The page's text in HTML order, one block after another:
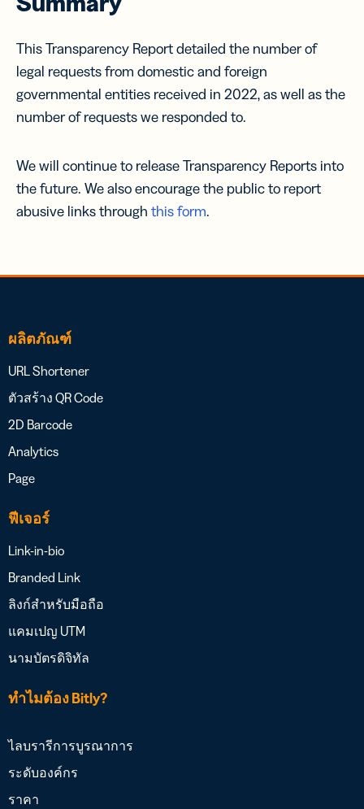
This Transparency Report detailed the number of
legal requests from domestic and foreign
governmental entities received in 2022, as well as the
number of requests we responded to.
We will continue to release Transparency Reports into
the future. We also encourage the public to report
abusive links through this form.
ผลิตภัณฑ์
URL Shortener
ตัวสร้าง QR Code
2D Barcode
Analytics
Page
ฟีเจอร์
Link-in-bio
Branded Link
ลิงก์สำหรับมือถือ
แคมเปญ UTM
นามบัตรดิจิทัล
ทำไมต้อง Bitly?
ไลบรารีการบูรณาการ
ระดับองค์กร
ราคา